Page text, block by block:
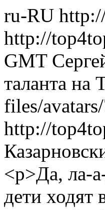
ru-RU
http://
GMT
таланта на
files/
http://
<p>Да, ла-а-дно!</p><p> Уже две недели после каникул дети ходят в школу, каждый - в свою… Очень разные школы.<br /> Уже две недели вся страна тоже ходит в школу. Телевизионную школу. Каждый день, в две смены. <br /> А что? Замечательная идея, согласитесь: ну, когда у меня как у родителя была такая возможность - посмотреть во всех подробностях, как учатся мои дети? Ну, дневник… Допросишься! Ну, собрание… Это, если время будет. И вообще, до того ли. А тут, каждый вечер по TV смотри - не хочу! То есть: как там у них на литературе, на химии, как дружат ребята, директор…такой строгий. Да и дома - ну, всё как у нас. Не оторвёшься! И ведь это 60 серий, двенадцать недель. Три месяца! Красота… Всё-таки, Год учителя. Им, учителям, помощь-то какая. Теперь родители реально знают, как учатся их дети, и уж конечно, видят все плюсы-минусы школьного образования. А поскольку практически все или папы, или мамы, или бабушки, или дедушки, то и TV не в накладе. К тому же, в русле, как говорится, решений - нацпроект «Новая школа». Президент об этом часто говорит. Всё замечательно. <br /> Первыми, как всегда, не выдержали коммунисты. У них у всех, вероятно, дети учатся в каких-то других школах, не телевизионных. И аргумент вспомнили испытанный: «Это нетипично!»<br /> Тут «медийщики» всех мастей - дети которых тоже учатся в других школах - конечно же, возмутились. Ага, мол, вы нам всю жизнь красивые школьные картинки в кино показывали, а в жизни всё было по-другому. Коммунисты, к сожалению, пропустили комплимент: красивые картинки в чёрно-белом кино - это, как минимум, талантливо. И стали требовать крови - закрытия «Школы».<br /> Медийщики, по правде, тоже забыли, что практически ни в одном старом фильме о школе не говорилось, что там, в школе, первым делом надо учиться. Там было много всего замечательного: и про идеалы, и про любовь, и про нравственность (то есть, что стыдно, а что не стыдно), но на «кровь» парировали: не знаем, будет ли кровь, но зато глаза мы вам на правду откроем. Вот тут